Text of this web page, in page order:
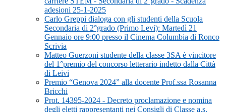
adesioni 25-1-2025
Carlo Greppi dialoga con gli studenti della Scuola
Secondaria di 2°grado (Primo Levi): Martedì 21
Gennaio ore 9:00 presso il Cinema Columbia di Ronco
Scrivia
Matteo Guerzoni studente della classe 3SA è vincitore
del 1°premio del concorso letterario indetto dalla Città
di Leivi
Premio “Genova 2024” alla docente Prof.ssa Rosanna
Bricchi
Prot. 14395-2024 - Decreto proclamazione e nomina
degli eletti rappresentanti nei Consigli di Classe a.s.